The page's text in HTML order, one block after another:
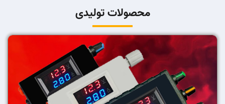
محصولات تولیدی